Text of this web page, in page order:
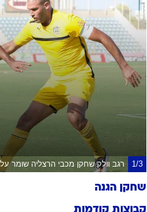
1/3 רגב וולק שחקן מכבי הרצליה שומר
שחקן הגנה